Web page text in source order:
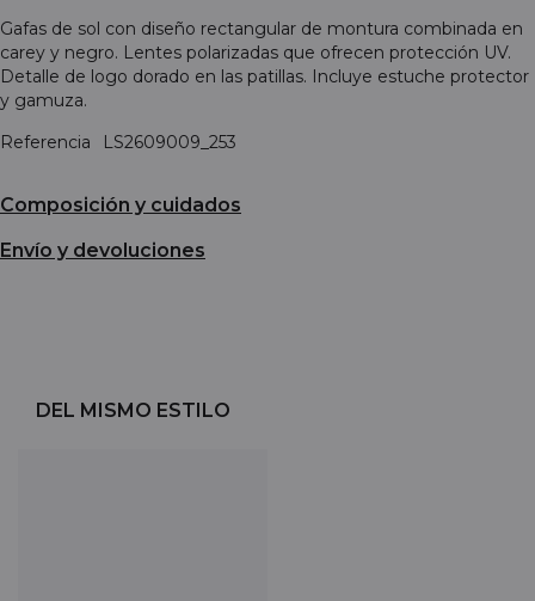
Gafas de sol con diseño rectangular de montura combinada en
carey y negro. Lentes polarizadas que ofrecen protección UV.
Detalle de logo dorado en las patillas. Incluye estuche protector
y gamuza.
Referencia
LS2609009_253
Composición y cuidados
Envío y devoluciones
DEL MISMO ESTILO